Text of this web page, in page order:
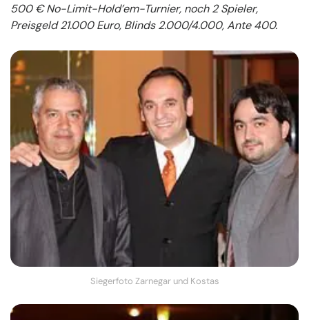
500 € No-Limit-Hold’em-Turnier, noch 2 Spieler,
Preisgeld 21.000 Euro, Blinds 2.000/4.000, Ante 400.
Siegerfoto Zarnegar und Kostas